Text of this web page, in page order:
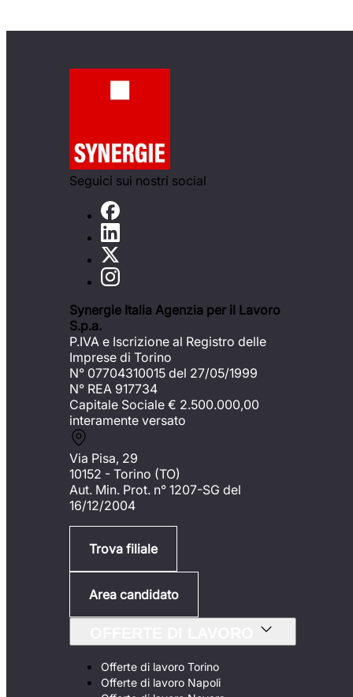
Seguici sui nostri social
Synergie Italia Agenzia per il Lavoro
S.p.a.
P.IVA e Iscrizione al Registro delle
Imprese di Torino
N° 07704310015 del 27/05/1999
N° REA 917734
Capitale Sociale € 2.500.000,00
interamente versato
Via Pisa, 29
10152 - Torino (TO)
Aut. Min. Prot. n° 1207-SG del
16/12/2004
Trova filiale
Area candidato
Offerte di lavoro Torino
Offerte di lavoro Napoli